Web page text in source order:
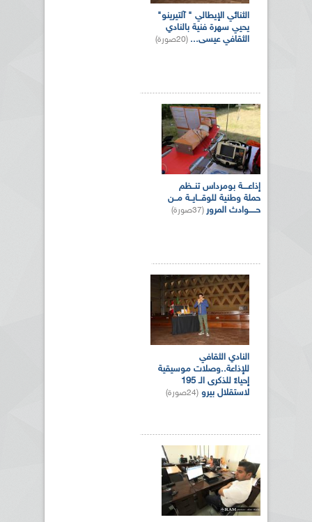
الثنائي الإيطالي " آلتيرينو"
يحيي سهرة فنية بالنادي
الثقافي عيسى... (20صورة)
إذاعــــة بومرداس تنــظم
حملة وطنية للوقـــايــة مــن
حـــــوادث المرور (37صورة)
النادي الثقافي
للإذاعة..وصلات موسيقية
إحياءً للذكرى الـ 195
لاستقلال بيرو (24صورة)